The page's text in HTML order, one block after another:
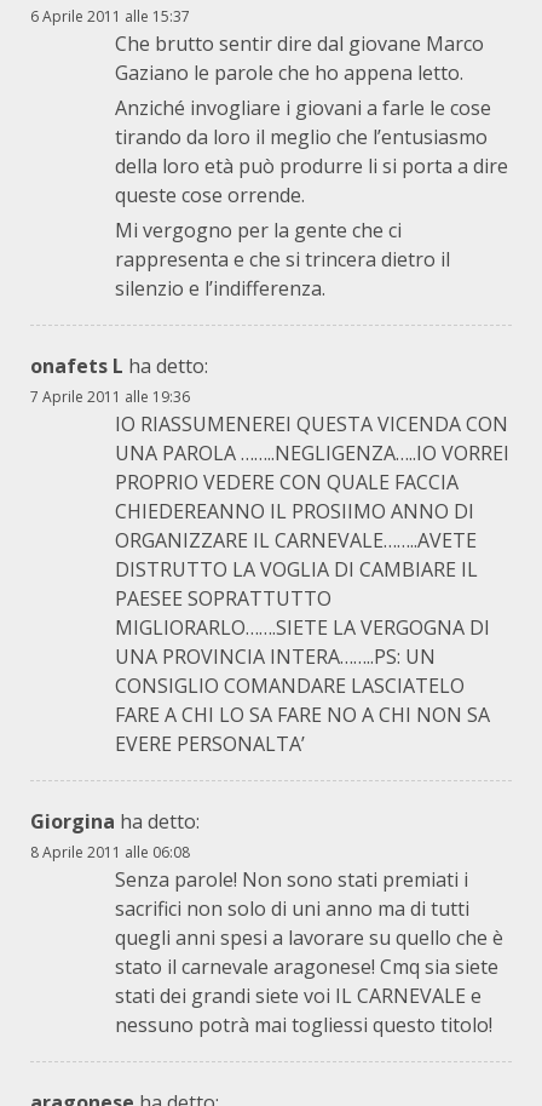
6 Aprile 2011 alle 15:37
Che brutto sentir dire dal giovane Marco
Gaziano le parole che ho appena letto.
Anziché invogliare i giovani a farle le cose
tirando da loro il meglio che l’entusiasmo
della loro età può produrre li si porta a dire
queste cose orrende.
Mi vergogno per la gente che ci
rappresenta e che si trincera dietro il
silenzio e l’indifferenza.
onafets L ha detto:
7 Aprile 2011 alle 19:36
IO RIASSUMENEREI QUESTA VICENDA CON
UNA PAROLA ……..NEGLIGENZA…..IO VORREI
PROPRIO VEDERE CON QUALE FACCIA
CHIEDEREANNO IL PROSIIMO ANNO DI
ORGANIZZARE IL CARNEVALE……..AVETE
DISTRUTTO LA VOGLIA DI CAMBIARE IL
PAESEE SOPRATTUTTO
MIGLIORARLO…….SIETE LA VERGOGNA DI
UNA PROVINCIA INTERA……..PS: UN
CONSIGLIO COMANDARE LASCIATELO
FARE A CHI LO SA FARE NO A CHI NON SA
EVERE PERSONALTA’
Giorgina ha detto:
8 Aprile 2011 alle 06:08
Senza parole! Non sono stati premiati i
sacrifici non solo di uni anno ma di tutti
quegli anni spesi a lavorare su quello che è
stato il carnevale aragonese! Cmq sia siete
stati dei grandi siete voi IL CARNEVALE e
nessuno potrà mai togliessi questo titolo!